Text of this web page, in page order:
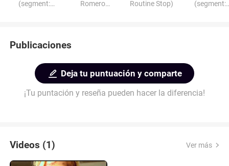
(segment:
Romero
Routine Stop)
(segment:
Publicaciones
Deja tu puntuación y comparte
¡Tu puntación y reseña pueden hacer la diferencia!
Videos (1) Ver más